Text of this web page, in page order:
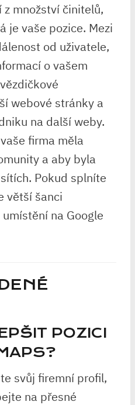
z množství činitelů,
je vaše pozice. Mezi
od uživatele,
o vašem
webové stránky a
na další weby.
firma měla
a aby byla
Pokud splníte
větší šanci
na Google
POZICI
svůj firemní profil,
na přesné